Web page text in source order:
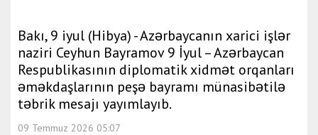
Bakı, 9 iyul (Hibya) - Azərbaycanın xarici işlər
naziri Ceyhun Bayramov 9 İyul – Azərbaycan
Respublikasının diplomatik xidmət orqanları
əməkdaşlarının peşə bayramı münasibətilə
təbrik mesajı yayımlayıb.
09 Temmuz 2026 05:07